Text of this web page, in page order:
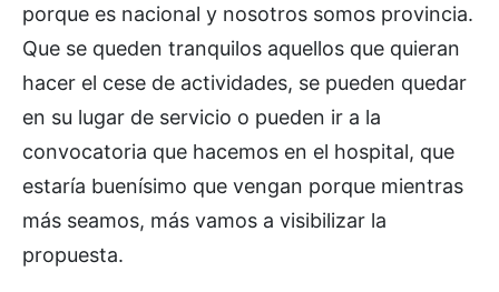
porque es nacional y nosotros somos provincia.
Que se queden tranquilos aquellos que quieran
hacer el cese de actividades, se pueden quedar
en su lugar de servicio o pueden ir a la
convocatoria que hacemos en el hospital, que
estaría buenísimo que vengan porque mientras
más seamos, más vamos a visibilizar la
propuesta.